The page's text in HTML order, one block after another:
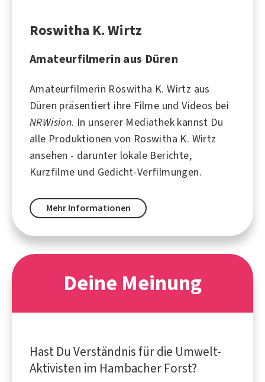
Roswitha K. Wirtz
Amateurfilmerin aus Düren
Amateurfilmerin Roswitha K. Wirtz aus
Düren präsentiert ihre Filme und Videos bei
NRWision. In unserer Mediathek kannst Du
alle Produktionen von Roswitha K. Wirtz
ansehen - darunter lokale Berichte,
Kurzfilme und Gedicht-Verfilmungen.
Mehr Informationen
Deine Meinung
Hast Du Verständnis für die Umwelt-
Aktivisten im Hambacher Forst?